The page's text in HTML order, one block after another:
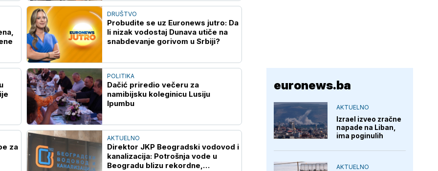
DRUŠTVO
Probudite se uz Euronews jutro: Da
li nizak vodostaj Dunava utiče na
snabdevanje gorivom u Srbiji?
POLITIKA
Dačić priredio večeru za
namibijsku koleginicu Lusiju
Ipumbu
za
AKTUELNO
Direktor JKP Beogradski vodovod i
kanalizacija: Potrošnja vode u
Beogradu blizu rekordne,
euronews.ba
AKTUELNO
Izrael izveo zračne
napade na Liban,
ima poginulih
AKTUELNO